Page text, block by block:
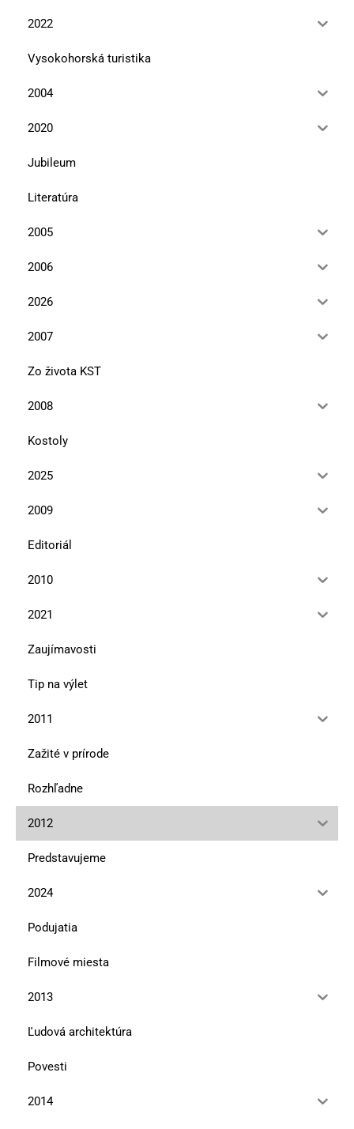
2022
Vysokohorská turistika
2004
2020
Jubileum
Literatúra
2005
2006
2026
2007
Zo života KST
2008
Kostoly
2025
2009
Editoriál
2010
2021
Zaujímavosti
Tip na výlet
2011
Zažité v prírode
Rozhľadne
2012
Predstavujeme
2024
Podujatia
Filmové miesta
2013
Ľudová architektúra
Povesti
2014